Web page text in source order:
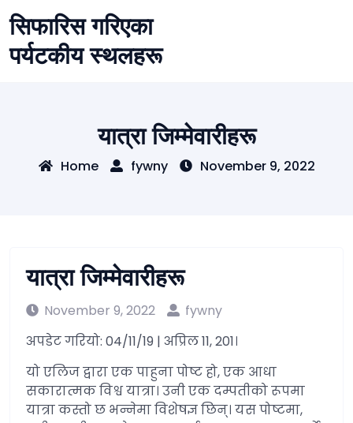
Skip
to
content
सिफारिस गरिएका
पर्यटकीय स्थलहरू
यात्रा जिम्मेवारीहरू
Home fywny November 9, 2022
यात्रा जिम्मेवारीहरू
November 9, 2022
fywny
अपडेट गरियो: 04/11/19 | अप्रिल 11, 201।
यो एलिज द्वारा एक पाहुना पोष्ट हो, एक आधा
सकारात्मक विश्व यात्रा। उनी एक दम्पतीको रूपमा
यात्रा कस्तो छ भन्नेमा विशेषज्ञ छिन्। यस पोष्टमा,